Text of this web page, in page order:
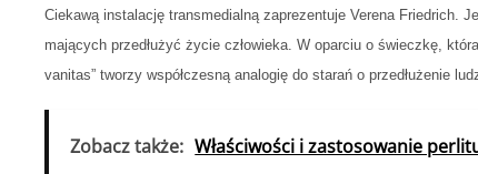
Ciekawą instalację transmedialną zaprezentuje Verena Friedrich.
mających przedłużyć życie człowieka. W oparciu o świeczkę,
vanitas” tworzy współczesną analogię do starań o przedłużenie
Zobacz także: Właściwości i zastosowanie